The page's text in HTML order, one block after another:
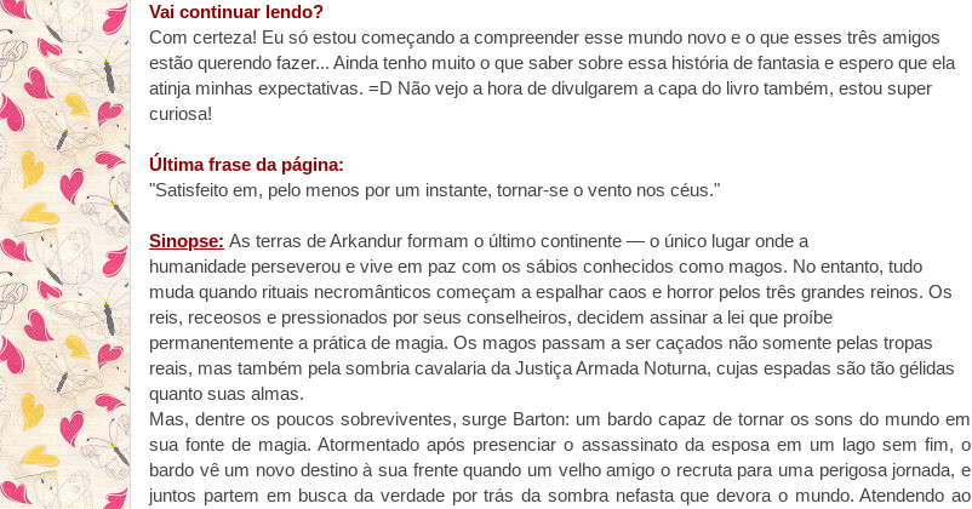
Vai continuar lendo?
Com certeza! Eu só estou começando a compreender esse mundo novo e o que esses três amigos
estão querendo fazer... Ainda tenho muito o que saber sobre essa história de fantasia e espero que ela
atinja minhas expectativas. =D Não vejo a hora de divulgarem a capa do livro também, estou super
curiosa!
Última frase da página:
"Satisfeito em, pelo menos por um instante, tornar-se o vento nos céus."
Sinopse: As terras de Arkandur formam o último continente — o único lugar onde a
humanidade perseverou e vive em paz com os sábios conhecidos como magos. No entanto, tudo
muda quando rituais necromânticos começam a espalhar caos e horror pelos três grandes reinos. Os
reis, receosos e pressionados por seus conselheiros, decidem assinar a lei que proíbe
permanentemente a prática de magia. Os magos passam a ser caçados não somente pelas tropas
reais, mas também pela sombria cavalaria da Justiça Armada Noturna, cujas espadas são tão gélidas
quanto suas almas.
Mas, dentre os poucos sobreviventes, surge Barton: um bardo capaz de tornar os sons do mundo em
sua fonte de magia. Atormentado após presenciar o assassinato da esposa em um lago sem fim, o
bardo vê um novo destino à sua frente quando um velho amigo o recruta para uma perigosa jornada, e
juntos partem em busca da verdade por trás da sombra nefasta que devora o mundo. Atendendo ao